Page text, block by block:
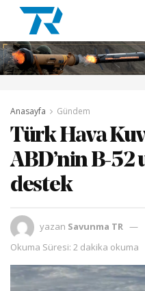
Anasayfa Gündem
Türk Hava
ABD’nin B-52
destek
yazan Savunma TR
Okuma Süresi: 2 dakika okuma